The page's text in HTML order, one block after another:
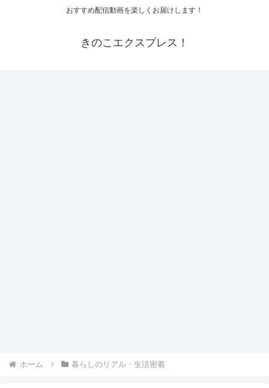
おすすめ配信動画を楽しくお届けします！
きのこエクスプレス！
ホーム 暮らしのリアル・生活密着